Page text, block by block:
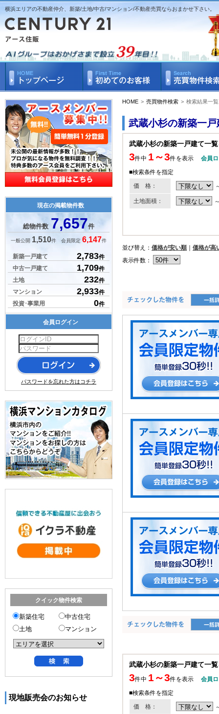
横浜エリアの不動産仲介、新築/土地/中古/マンション/不動産売買ならおまかせ下さい。
HOME > 売買物件検索 > 検索結果一覧
武蔵小杉の新築一
武蔵小杉の新築一戸建て一
3件中 1～3件を表示
会員
■検索条件を指定
価 格：
土地面積：
並び替え： 価格が安い順
価格が高
表示件数：
武蔵小杉の新築一戸建て一
3件中 1～3件を表示
会員
■検索条件を指定
価 格：
現在の掲載物件数
総物件数 7,657件
一般公開 1,510件 会員限定 6,147件
新築一戸建て 2,783件
中古一戸建て
1,709件
土地
232件
マンション
2,933件
投資･事業用
0件
会員ログイン
パスワードを忘れた方はコチラ
クイック物件検索
新築住宅
中古住宅
土地
マンション
現地販売会のお知らせ